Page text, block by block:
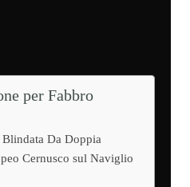
per Fabbro
Blindata Da Doppia
Cernusco sul Naviglio